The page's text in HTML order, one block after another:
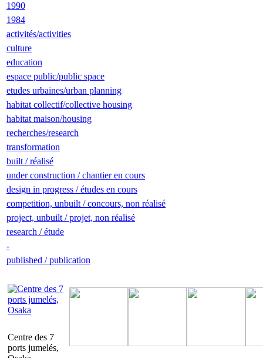
1990
1984
activités/activities
culture
education
espace public/public space
etudes urbaines/urban planning
habitat collectif/collective housing
habitat maison/housing
recherches/research
transformation
built / réalisé
under construction / chantier en cours
design in progress / études en cours
competition, unbuilt / concours, non réalisé
project, unbuilt / projet, non réalisé
research / étude
-
published / publication
Centre des 7
ports jumelés,